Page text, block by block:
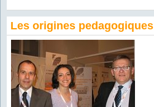
Les origines pedagogiques